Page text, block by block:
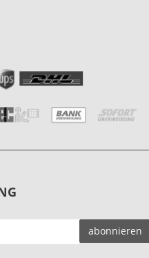
EMAIL-
ADRESSE
abonnieren